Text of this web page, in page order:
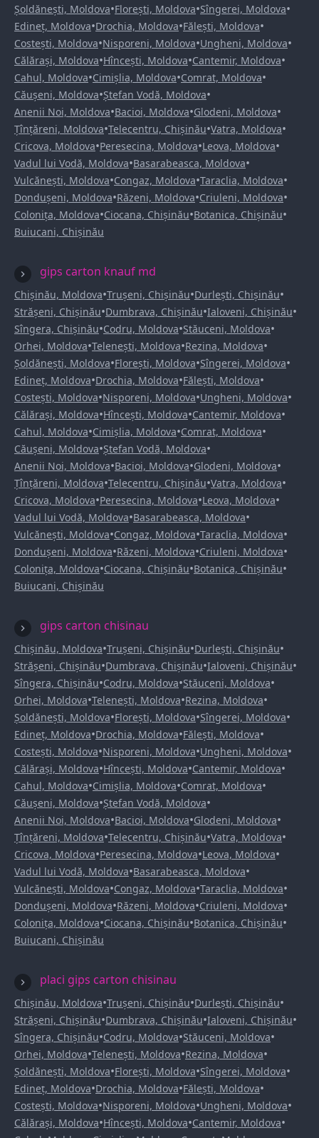
Șoldănești, Moldova•Florești, Moldova•Sîngerei, Moldova•
Edineț, Moldova•Drochia, Moldova•Fălești, Moldova•
Costești, Moldova•Nisporeni, Moldova•Ungheni, Moldova•
Călărași, Moldova•Hîncești, Moldova•Cantemir, Moldova•
Cahul, Moldova•Cimișlia, Moldova•Comrat, Moldova•
Căușeni, Moldova•Ștefan Vodă, Moldova•
Anenii Noi, Moldova•Bacioi, Moldova•Glodeni, Moldova•
Țînțăreni, Moldova•Telecentru, Chișinău•Vatra, Moldova•
Cricova, Moldova•Peresecina, Moldova•Leova, Moldova•
Vadul lui Vodă, Moldova•Basarabeasca, Moldova•
Vulcănești, Moldova•Congaz, Moldova•Taraclia, Moldova•
Dondușeni, Moldova•Răzeni, Moldova•Criuleni, Moldova•
Colonița, Moldova•Ciocana, Chișinău•Botanica, Chișinău•
Buiucani, Chișinău
gips carton knauf md
Chișinău, Moldova•Trușeni, Chișinău•Durlești, Chișinău•
Strășeni, Chișinău•Dumbrava, Chișinău•Ialoveni, Chișinău•
Sîngera, Chișinău•Codru, Moldova•Stăuceni, Moldova•
Orhei, Moldova•Telenești, Moldova•Rezina, Moldova•
Șoldănești, Moldova•Florești, Moldova•Sîngerei, Moldova•
Edineț, Moldova•Drochia, Moldova•Fălești, Moldova•
Costești, Moldova•Nisporeni, Moldova•Ungheni, Moldova•
Călărași, Moldova•Hîncești, Moldova•Cantemir, Moldova•
Cahul, Moldova•Cimișlia, Moldova•Comrat, Moldova•
Căușeni, Moldova•Ștefan Vodă, Moldova•
Anenii Noi, Moldova•Bacioi, Moldova•Glodeni, Moldova•
Țînțăreni, Moldova•Telecentru, Chișinău•Vatra, Moldova•
Cricova, Moldova•Peresecina, Moldova•Leova, Moldova•
Vadul lui Vodă, Moldova•Basarabeasca, Moldova•
Vulcănești, Moldova•Congaz, Moldova•Taraclia, Moldova•
Dondușeni, Moldova•Răzeni, Moldova•Criuleni, Moldova•
Colonița, Moldova•Ciocana, Chișinău•Botanica, Chișinău•
Buiucani, Chișinău
gips carton chisinau
Chișinău, Moldova•Trușeni, Chișinău•Durlești, Chișinău•
Strășeni, Chișinău•Dumbrava, Chișinău•Ialoveni, Chișinău•
Sîngera, Chișinău•Codru, Moldova•Stăuceni, Moldova•
Orhei, Moldova•Telenești, Moldova•Rezina, Moldova•
Șoldănești, Moldova•Florești, Moldova•Sîngerei, Moldova•
Edineț, Moldova•Drochia, Moldova•Fălești, Moldova•
Costești, Moldova•Nisporeni, Moldova•Ungheni, Moldova•
Călărași, Moldova•Hîncești, Moldova•Cantemir, Moldova•
Cahul, Moldova•Cimișlia, Moldova•Comrat, Moldova•
Căușeni, Moldova•Ștefan Vodă, Moldova•
Anenii Noi, Moldova•Bacioi, Moldova•Glodeni, Moldova•
Țînțăreni, Moldova•Telecentru, Chișinău•Vatra, Moldova•
Cricova, Moldova•Peresecina, Moldova•Leova, Moldova•
Vadul lui Vodă, Moldova•Basarabeasca, Moldova•
Vulcănești, Moldova•Congaz, Moldova•Taraclia, Moldova•
Dondușeni, Moldova•Răzeni, Moldova•Criuleni, Moldova•
Colonița, Moldova•Ciocana, Chișinău•Botanica, Chișinău•
Buiucani, Chișinău
placi gips carton chisinau
Chișinău, Moldova•Trușeni, Chișinău•Durlești, Chișinău•
Strășeni, Chișinău•Dumbrava, Chișinău•Ialoveni, Chișinău•
Sîngera, Chișinău•Codru, Moldova•Stăuceni, Moldova•
Orhei, Moldova•Telenești, Moldova•Rezina, Moldova•
Șoldănești, Moldova•Florești, Moldova•Sîngerei, Moldova•
Edineț, Moldova•Drochia, Moldova•Fălești, Moldova•
Costești, Moldova•Nisporeni, Moldova•Ungheni, Moldova•
Călărași, Moldova•Hîncești, Moldova•Cantemir, Moldova•